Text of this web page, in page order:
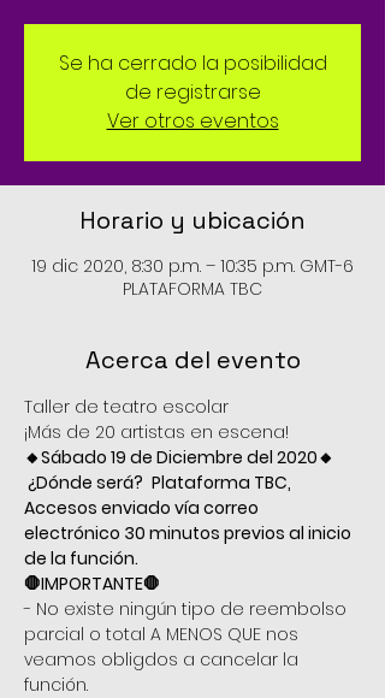
Se ha cerrado la posibilidad
de registrarse
Ver otros eventos
Horario y ubicación
19 dic 2020, 8:30 p.m. – 10:35 p.m. GMT-6
PLATAFORMA TBC
Acerca del evento
Taller de teatro escolar
¡Más de 20 artistas en escena!
🔸Sábado 19 de Diciembre del 2020🔸
¿Dónde será? Plataforma TBC,
Accesos enviado vía correo
electrónico 30 minutos previos al inicio
de la función.
🛑IMPORTANTE🛑
- No existe ningún tipo de reembolso
parcial o total A MENOS QUE nos
veamos obligdos a cancelar la
función.